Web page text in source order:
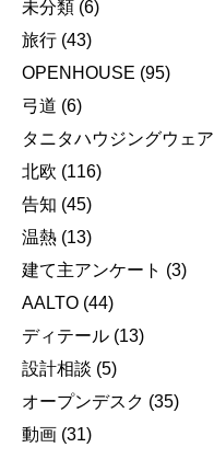
未分類 (6)
旅行 (43)
OPENHOUSE (95)
弓道 (6)
タニタハウジングウェア
北欧 (116)
告知 (45)
温熱 (13)
建て主アンケート (3)
AALTO (44)
ディテール (13)
設計相談 (5)
オープンデスク (35)
動画 (31)